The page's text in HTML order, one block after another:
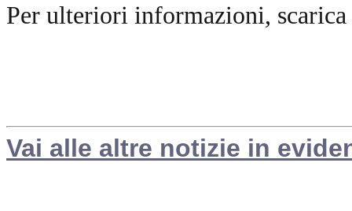
Per ulteriori informazioni,
Vai alle altre notizie in